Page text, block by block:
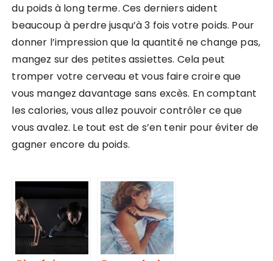
du poids à long terme. Ces derniers aident
beaucoup à perdre jusqu’à 3 fois votre poids. Pour
donner l’impression que la quantité ne change pas,
mangez sur des petites assiettes. Cela peut
tromper votre cerveau et vous faire croire que
vous mangez davantage sans excès. En comptant
les calories, vous allez pouvoir contrôler ce que
vous avalez. Le tout est de s’en tenir pour éviter de
gagner encore du poids.